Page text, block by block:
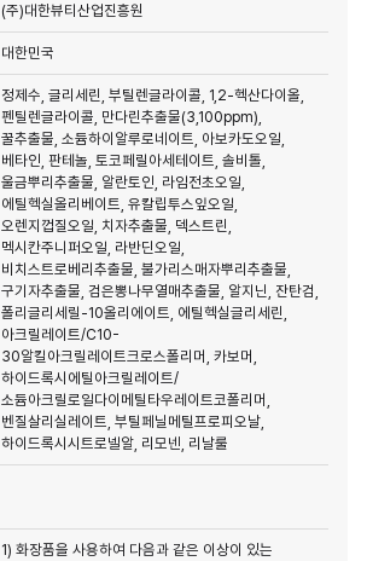
(주)대한뷰티산업진흥원
대한민국
정제수, 글리세린, 부틸렌글라이콜, 1,2-헥산다이올,
펜틸렌글라이콜, 만다린추출물(3,100ppm),
꿀추출물, 소듐하이알루로네이트, 아보카도오일,
베타인, 판테놀, 토코페릴아세테이트, 솔비톨,
울금뿌리추출물, 알란토인, 라임전초오일,
에틸헥실올리베이트, 유칼립투스잎오일,
오렌지껍질오일, 치자추출물, 덱스트린,
멕시칸주니퍼오일, 라반딘오일,
비치스트로베리추출물, 불가리스매자뿌리추출물,
구기자추출물, 검은뽕나무열매추출물, 알지닌, 잔탄검,
폴리글리세릴-10올리에이트, 에틸헥실글리세린,
아크릴레이트/C10-
30알킬아크릴레이트크로스폴리머, 카보머,
하이드록시에틸아크릴레이트/
소듐아크릴로일다이메틸타우레이트코폴리머,
벤질살리실레이트, 부틸페닐메틸프로피오날,
하이드록시시트로넬알, 리모넨, 리날룰
1) 화장품을 사용하여 다음과 같은 이상이 있는